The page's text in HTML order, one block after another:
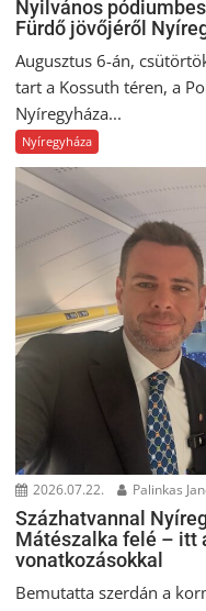
Nyilvános
Fürdő jövőjéről
Augusztus 6-án,
tart a Kossuth téren, a
Nyíregyháza...
Nyíregyháza
2026.07.22. Palinkas
Százhatvannal
Mátészalka felé – itt
vonatkozásokkal
Bemutatta szerdán a